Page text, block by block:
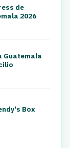
de
2026
Guatemala
Box